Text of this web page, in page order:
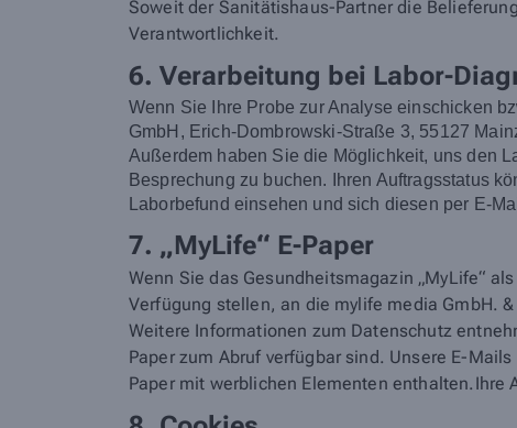
Soweit der Sanitätishaus-Partner die
Verantwortlichkeit.
6. Verarbeitung bei Labor-
Wenn Sie Ihre Probe zur Analyse einschicken
GmbH, Erich-Dombrowski-Straße 3, 55127
Außerdem haben Sie die Möglichkeit, uns den
Besprechung zu buchen. Ihren Auftragsstatus
Laborbefund einsehen und sich diesen per E-
7. „MyLife“ E-Paper
Wenn Sie das Gesundheitsmagazin „MyLife“
Verfügung stellen, an die mylife media GmbH.
Weitere Informationen zum Datenschutz
Paper zum Abruf verfügbar sind. Unsere E-
Paper mit werblichen Elementen